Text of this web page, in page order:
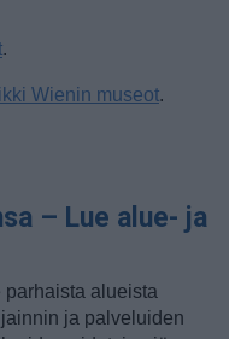
.
Wienin museot.
– Lue alue- ja
parhaista alueista
ja palveluiden